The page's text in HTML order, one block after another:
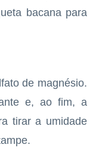
bacana para
de magnésio.
e, ao fim, a
tirar a umidade